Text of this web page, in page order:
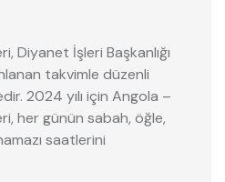
Diyanet İşleri Başkanlığı
takvimle düzenli
2024 yılı için Angola –
her günün sabah, öğle,
saatlerini